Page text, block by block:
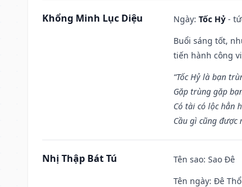
Khổng Minh Lục Diệu Ngày: Tốc Hỷ -
Buổi sáng tốt,
tiến hành công
“Tốc Hỷ là bạn
Gặp trùng gặp
Có tài có lộc hẳn
Cầu gì cũng được
Nhị Thập Bát Tú Tên sao: Sao Đê
Tên ngày: Đê